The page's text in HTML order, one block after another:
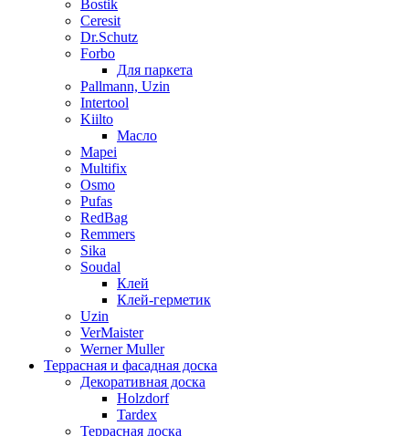
Bostik
Ceresit
Dr.Schutz
Forbo
Для паркета
Pallmann, Uzin
Intertool
Kiilto
Масло
Mapei
Multifix
Osmo
Pufas
RedBag
Remmers
Sika
Soudal
Клей
Клей-герметик
Uzin
VerMaister
Werner Muller
Террасная и фасадная доска
Декоративная доска
Holzdorf
Tardex
Террасная доска